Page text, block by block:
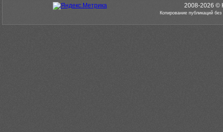
2008-2026 ©
Копирование публикаций